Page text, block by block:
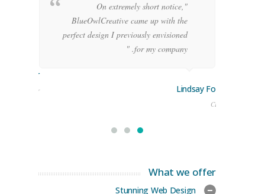
"On extremely short notice,
BlueOwlCreative came up with the
perfect design I previously envisioned
for my company. "
Lindsay Ford
CEO
Stoner
Manager
What we offer
Stunning Web Design